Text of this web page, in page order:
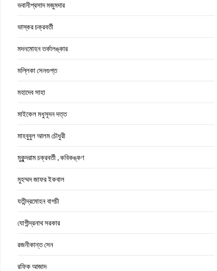
ভবানীপ্রসাদ মজুমদার
ভাস্কর চক্রবর্তী
মদনমোহন তর্কালঙ্কার
মল্লিকা সেনগুপ্ত
মহাদেব সাহা
মাইকেল মধুসূদন দত্ত
মাহবুবুল আলম চৌধুরী
মুকুন্দরাম চক্রবর্তী , কবিকঙ্কণ
মুহম্মদ জাফর ইকবাল
যতীন্দ্রমোহন বাগচী
যোগীন্দ্রনাথ সরকার
রজনীকান্ত সেন
রফিক আজাদ